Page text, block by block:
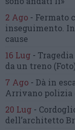
2 Ago - Fermato
inseguimento.
cause
16 Lug -
da un treno
7 Ago - Dà in
Arrivano polizia
20 Lug -
dell’architetto